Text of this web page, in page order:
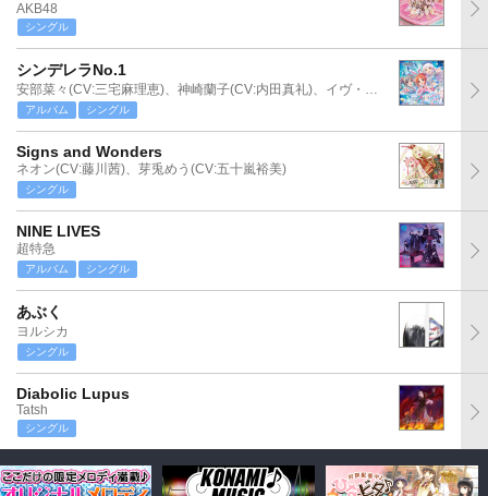
AKB48
シングル
シンデレラNo.1
安部菜々(CV:三宅麻理恵)、神崎蘭子(CV:内田真礼)、イヴ・サンタクロース(CV:松永あかね)
アルバム シングル
Signs and Wonders
ネオン(CV:藤川茜)、芽兎めう(CV:五十嵐裕美)
シングル
NINE LIVES
超特急
アルバム シングル
あぶく
ヨルシカ
シングル
Diabolic Lupus
Tatsh
シングル